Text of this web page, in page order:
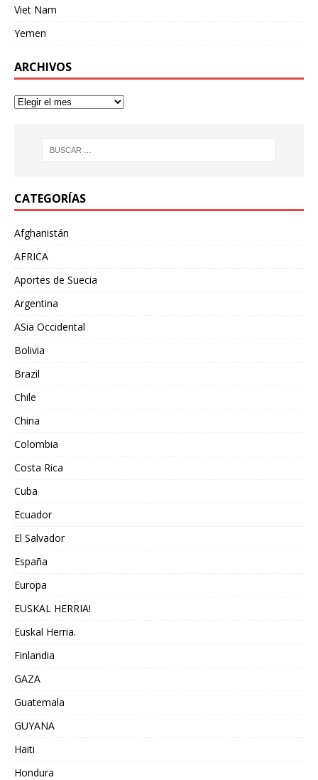
Viet Nam
Yemen
ARCHIVOS
CATEGORÍAS
Afghanistán
AFRICA
Aportes de Suecia
Argentina
ASia Occidental
Bolivia
Brazil
Chile
China
Colombia
Costa Rica
Cuba
Ecuador
El Salvador
España
Europa
EUSKAL HERRIA!
Euskal Herria.
Finlandia
GAZA
Guatemala
GUYANA
Haiti
Hondura